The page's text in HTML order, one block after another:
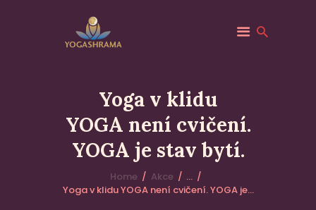
Yoga v klidu
YOGA není cvičení.
YOGA je stav bytí.
Home Akce
...
Yoga v klidu YOGA není cvičení. YOGA je...
DOLNÍ ČERMNÉ
Yogashrama – jediný Náthský ašrám v České republice. Jóga,
meditace a duchovní praxe v tradici GorakhNatha. Pobytové
programy pro začátečníky i pokročilé v Dolní Čermné.
ÁŠRAM